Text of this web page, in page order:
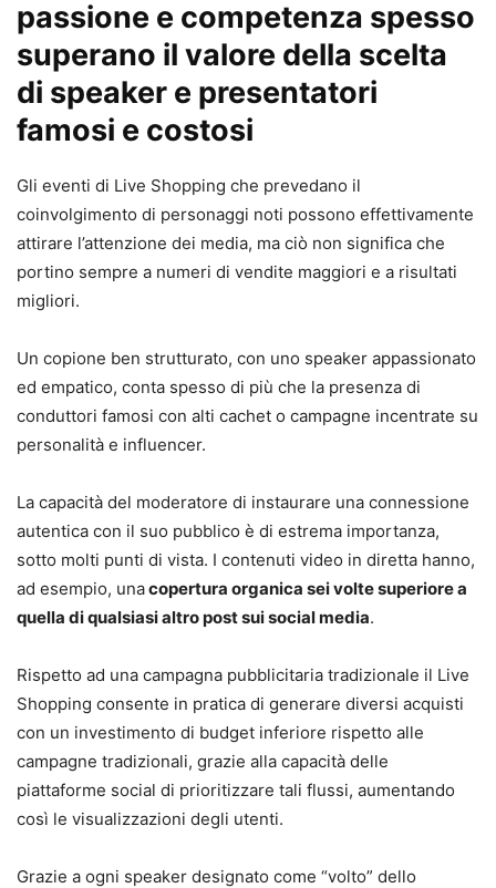
passione e competenza spesso
superano il valore della scelta
di speaker e presentatori
famosi e costosi
Gli eventi di Live Shopping che prevedano il
coinvolgimento di personaggi noti possono effettivamente
attirare l’attenzione dei media, ma ciò non significa che
portino sempre a numeri di vendite maggiori e a risultati
migliori.
Un copione ben strutturato, con uno speaker appassionato
ed empatico, conta spesso di più che la presenza di
conduttori famosi con alti cachet o campagne incentrate su
personalità e influencer.
La capacità del moderatore di instaurare una connessione
autentica con il suo pubblico è di estrema importanza,
sotto molti punti di vista. I contenuti video in diretta hanno,
ad esempio, unacopertura organica sei volte superiore a
quella di qualsiasi altro post sui social media.
Rispetto ad una campagna pubblicitaria tradizionale il Live
Shopping consente in pratica di generare diversi acquisti
con un investimento di budget inferiore rispetto alle
campagne tradizionali, grazie alla capacità delle
piattaforme social di prioritizzare tali flussi, aumentando
così le visualizzazioni degli utenti.
Grazie a ogni speaker designato come “volto” dello